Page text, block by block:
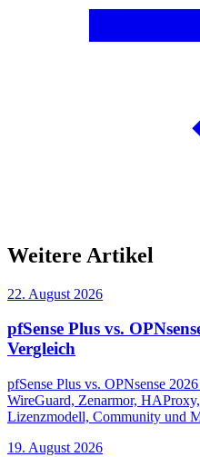
Weitere Artikel
22. August 2026
pfSense Plus vs.
Vergleich
pfSense Plus vs. OPNsense
WireGuard, Zenarmor,
Lizenzmodell, Community und
19. August 2026